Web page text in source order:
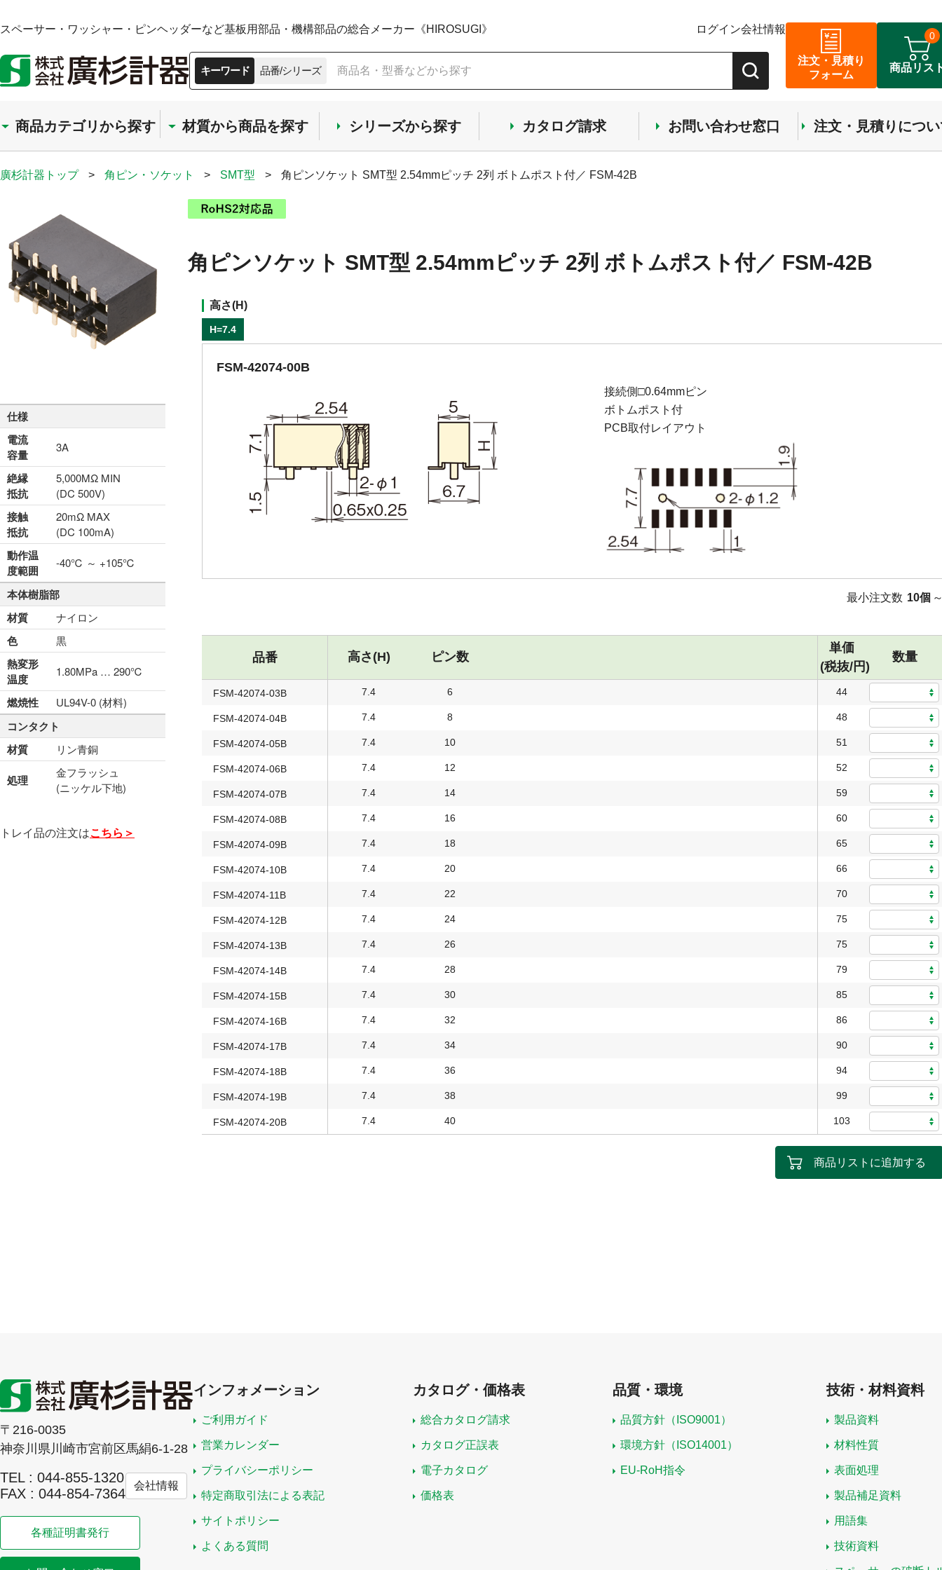
スペーサー・ワッシャー・ピンヘッダーなど基板用部品・機構部品の総合メーカー《HIROSUGI》 ログイン会社情報
キーワード 品番/シリーズ
注文・見積り
フォーム
商品リス
0
商品カテゴリから探す 材質から商品を探す シリーズから探す カタログ請求 お問い合わせ窓口 注文・見積りにつ
廣杉計器トップ > 角ピン・ソケット > SMT型 > 角ピンソケット SMT型 2.54mmピッチ 2列 ボトムポスト付／ FSM-42B
仕様
電流
容量
3A
絶縁
抵抗
5,000MΩ MIN
(DC 500V)
接触
抵抗
20mΩ MAX
(DC 100mA)
動作温
度範囲
-40℃ ～ +105℃
本体樹脂部
材質
ナイロン
色 黒
熱変形
温度
1.80MPa … 290℃
燃焼性 UL94V-0 (材料)
コンタクト
材質
リン青銅
処理
金フラッシュ
(ニッケル下地)
トレイ品の注文はこちら＞
角ピンソケット SMT型 2.54mmピッチ 2列 ボトムポスト付／ FSM-42B
高さ(H)
H=7.4
FSM-42074-00B
接続側□0.64mmピン
ボトムポスト付
PCB取付レイアウト
最小注文数 10個
品番 高さ(H) ピン数
単価
(税抜/円)
数量
FSM-42074-03B 7.4 6 44
FSM-42074-04B 7.4 8 48
FSM-42074-05B 7.4 10 51
FSM-42074-06B 7.4 12 52
FSM-42074-07B 7.4 14 59
FSM-42074-08B 7.4 16 60
FSM-42074-09B 7.4 18 65
FSM-42074-10B 7.4 20 66
FSM-42074-11B 7.4 22 70
FSM-42074-12B 7.4 24 75
FSM-42074-13B 7.4 26 75
FSM-42074-14B 7.4 28 79
FSM-42074-15B 7.4 30 85
FSM-42074-16B 7.4 32 86
FSM-42074-17B 7.4 34 90
FSM-42074-18B 7.4 36 94
FSM-42074-19B 7.4 38 99
FSM-42074-20B 7.4 40 103
商品リストに追加する
〒216-0035
神奈川県川崎市宮前区馬絹6-1-28
TEL : 044-855-1320
FAX : 044-854-7364
会社情報
各種証明書発行
インフォメーション
ご利用ガイド
営業カレンダー
プライバシーポリシー
特定商取引法による表記
サイトポリシー
よくある質問
カタログ・価格表
総合カタログ請求
カタログ正誤表
電子カタログ
価格表
品質・環境
品質方針（ISO9001）
環境方針（ISO14001）
EU-RoH指令
技術・材料資料
製品資料
材料性質
表面処理
製品補足資料
用語集
技術資料